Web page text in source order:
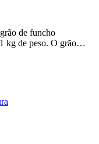
de funcho
kg de peso. O grão…